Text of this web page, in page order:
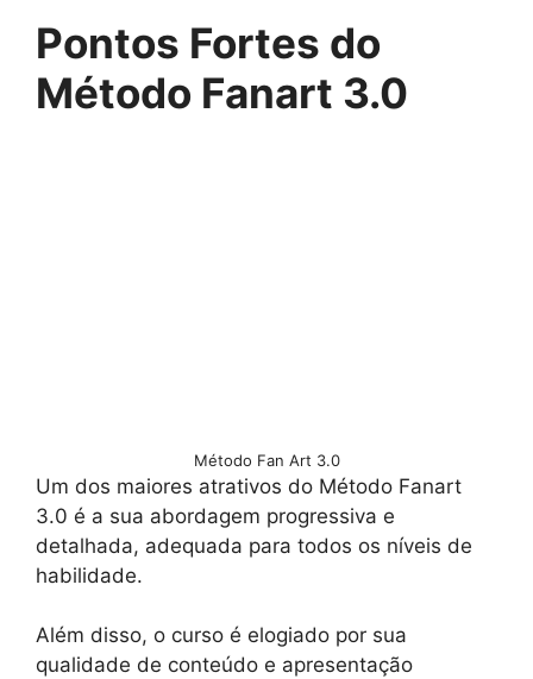
Pontos Fortes do
Método Fanart 3.0
Método Fan Art 3.0
Um dos maiores atrativos do Método Fanart
3.0 é a sua abordagem progressiva e
detalhada, adequada para todos os níveis de
habilidade.
Além disso, o curso é elogiado por sua
qualidade de conteúdo e apresentação